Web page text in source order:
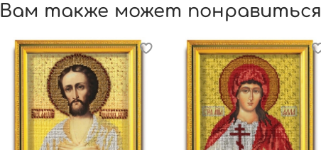
Вам также может понравиться